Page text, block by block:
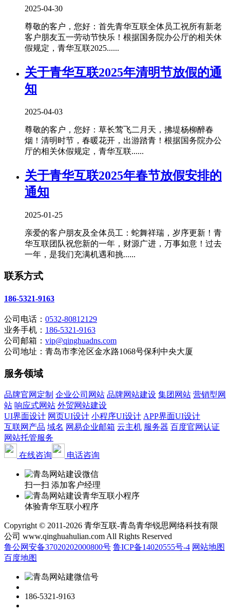
2025-04-30
尊敬的客户，您好：首先青华互联全体员工祝所有新老
客户朋友五一劳动节快乐！根据国务院办公厅的相关休
假规定，青华互联2025......
关于青华互联2025年清明节放假的通
知
2025-04-03
尊敬的客户，您好：草长莺飞二月天，拂堤杨柳醉春
烟！清明时节，春暖花开，出游踏青！根据国务院办公
厅的相关休假规定，青华互联......
关于青华互联2025年春节放假安排的
通知
2025-01-25
亲爱的客户朋友及全体员工：蛇舞祥瑞，岁序更新！青
华互联团队祝您新的一年，财源广进，万事如意！过去
一年，是我们充满机遇和挑......
联系方式
186-5321-9163
公司电话： 0532-80812129
业务手机： 186-5321-9163
公司邮箱： vip@qinghuadns.com
公司地址：青岛市李沧区金水路1068号保利中央大厦
服务领域
品牌官网定制 企业公司网站 品牌网站建设 集团网站 营销型网
站 响应式网站 外贸网站建设
UI界面设计 网页UI设计 小程序UI设计 APP界面UI设计
互联网产品 域名 网易企业邮箱 云主机 服务器 百度官网认证
网站托管服务
在线咨询
电话咨询
扫一扫 添加客户经理
体验青华互联小程序
Copyright © 2011-2026 青华互联-青岛青华锐思网络科技有限
公司 www.qinghuahulian.com All Rights Reserved
鲁公网安备37020202000800号 鲁ICP备14020555号-4 网站地图
百度地图
186-5321-9163